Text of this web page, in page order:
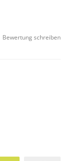
Bewertung schreiben